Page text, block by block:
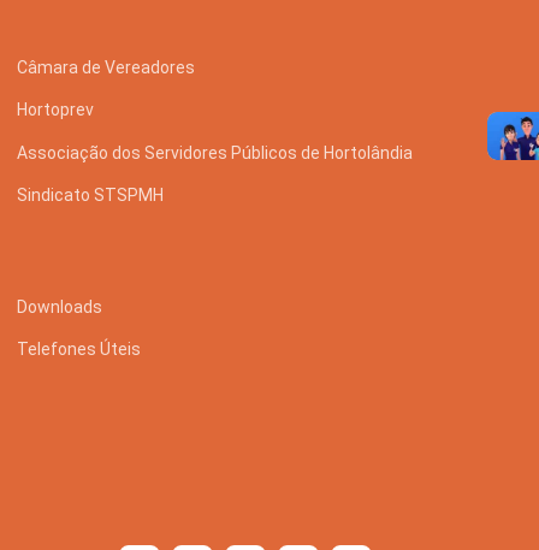
Câmara de Vereadores
Hortoprev
Associação dos Servidores Públicos de Hortolândia
Sindicato STSPMH
Downloads
Telefones Úteis